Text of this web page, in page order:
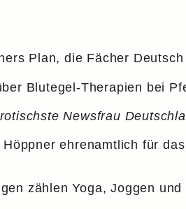
Plan, die Fächer
Blutegel-Therapien bei
Newsfrau
ehrenamtlich für
zählen Yoga, Joggen und